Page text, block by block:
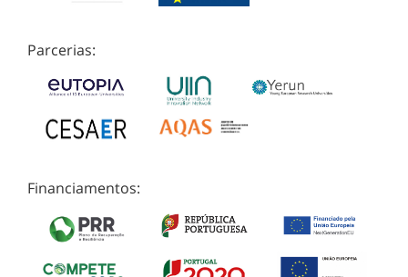
Parcerias:
Financiamentos: